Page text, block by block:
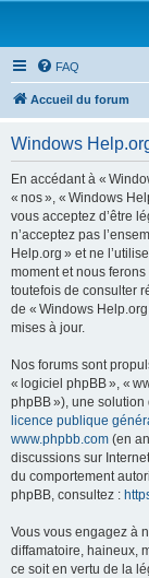
FAQ
Accueil du forum
Windows
En accédant à «
« nos », « Windows
vous acceptez d’être
n’acceptez pas
Help.org » et ne
moment et nous
toutefois de consulter
de « Windows
mises à jour.
Nos forums sont
« logiciel phpBB », «
phpBB »), une
licence publique
www.phpbb.com (en
discussions sur
du comportement
phpBB, consultez :
Vous vous engagez à
diffamatoire, haineux,
ce soit en vertu de la